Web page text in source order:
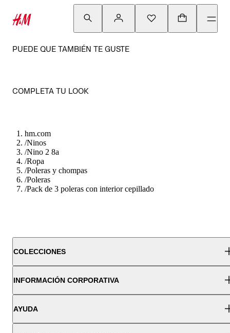
PUEDE QUE TAMBIÉN TE GUSTE
COMPLETA TU LOOK
hm.com
/Ninos
/Nino 2 8a
/Ropa
/Poleras y chompas
/Poleras
/Pack de 3 poleras con interior cepillado
COLECCIONES
INFORMACIÓN CORPORATIVA
AYUDA